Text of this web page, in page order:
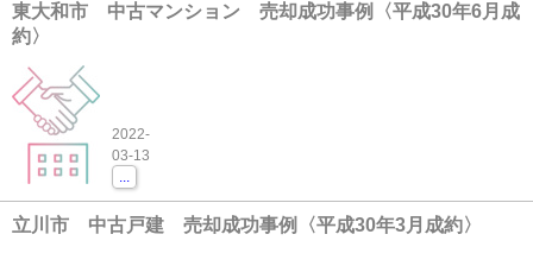
東大和市 中古マンション 売却成功事例〈平成30年6月成
約〉
2022-
03-13
...
立川市 中古戸建 売却成功事例〈平成30年3月成約〉